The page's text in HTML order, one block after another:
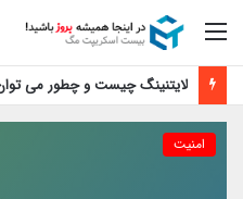
منو
لایتنینگ چیست و چطور می توان
امنیت